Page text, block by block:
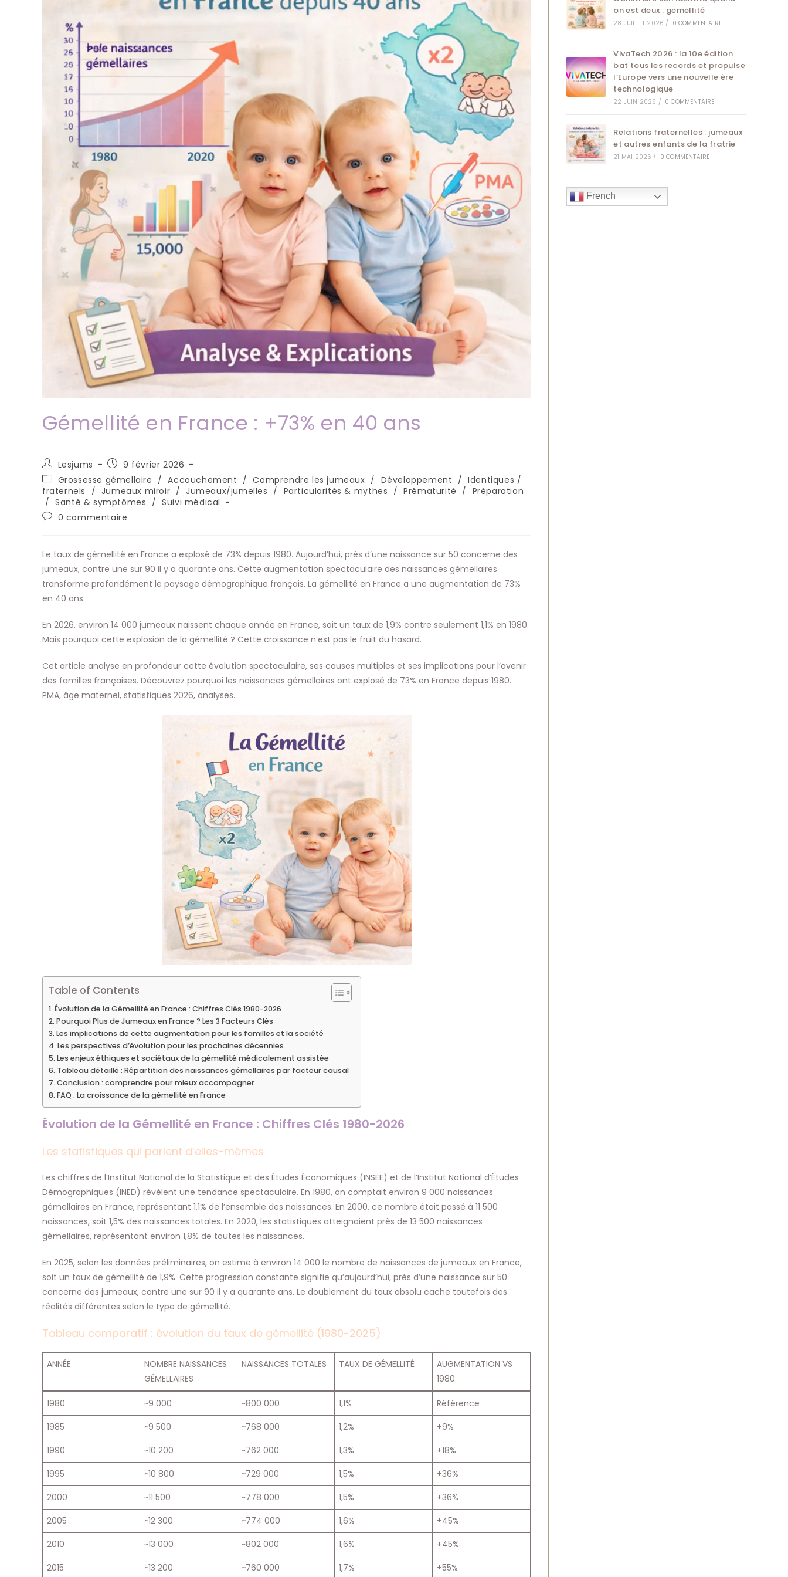
Gémellité en France : +73% en 40 ans
Auteur/autrice
de
la
publication :
Lesjums
Publication
publiée :
9 février 2026
Post
category:
Grossesse gémellaire / Accouchement / Comprendre les jumeaux / Développement / Identiques /
fraternels
/ Jumeaux miroir / Jumeaux/jumelles / Particularités & mythes / Prématurité / Préparation
/ Santé & symptômes / Suivi médical
Commentaires
publication :
0 commentaire
Le taux de gémellité en France a explosé de 73% depuis 1980. Aujourd’hui, près d’une naissance sur 50 concerne des
jumeaux, contre une sur 90 il y a quarante ans. Cette augmentation spectaculaire des naissances gémellaires
transforme profondément le paysage démographique français. La gémellité en France a une augmentation de 73%
en 40 ans.
En 2026, environ 14 000 jumeaux naissent chaque année en France, soit un taux de 1,9% contre seulement 1,1% en 1980.
Mais pourquoi cette explosion de la gémellité ? Cette croissance n’est pas le fruit du hasard.
Cet article analyse en profondeur cette évolution spectaculaire, ses causes multiples et ses implications pour l’avenir
des familles françaises. Découvrez pourquoi les naissances gémellaires ont explosé de 73% en France depuis 1980.
PMA, âge maternel, statistiques 2026, analyses.
Table of Contents
Évolution de la Gémellité en France : Chiffres Clés 1980-2026
Pourquoi Plus de Jumeaux en France ? Les 3 Facteurs Clés
Les implications de cette augmentation pour les familles et la société
Les perspectives d’évolution pour les prochaines décennies
Les enjeux éthiques et sociétaux de la gémellité médicalement assistée
Tableau détaillé : Répartition des naissances gémellaires par facteur causal
Conclusion : comprendre pour mieux accompagner
FAQ : La croissance de la gémellité en France
Évolution de la Gémellité en France : Chiffres Clés 1980-2026
Les statistiques qui parlent d’elles-mêmes
Les chiffres de l’Institut National de la Statistique et des Études Économiques (INSEE) et de l’Institut National d’Études
Démographiques (INED) révèlent une tendance spectaculaire. En 1980, on comptait environ 9 000 naissances
gémellaires en France, représentant 1,1% de l’ensemble des naissances. En 2000, ce nombre était passé à 11 500
naissances, soit 1,5% des naissances totales. En 2020, les statistiques atteignaient près de 13 500 naissances
gémellaires, représentant environ 1,8% de toutes les naissances.
En 2025, selon les données préliminaires, on estime à environ 14 000 le nombre de naissances de jumeaux en France,
soit un taux de gémellité de 1,9%. Cette progression constante signifie qu’aujourd’hui, près d’une naissance sur 50
concerne des jumeaux, contre une sur 90 il y a quarante ans. Le doublement du taux absolu cache toutefois des
réalités différentes selon le type de gémellité.
Tableau comparatif : évolution du taux de gémellité (1980-2025)
ANNÉE
NOMBRE NAISSANCES
GÉMELLAIRES
NAISSANCES TOTALES TAUX DE GÉMELLITÉ
AUGMENTATION VS
1980
1980 ~9 000 ~800 000 1,1%
Référence
1985
~9 500 ~768 000 1,2%
+9%
1990
~10 200 ~762 000 1,3%
+18%
1995
~10 800 ~729 000 1,5%
+36%
2000
~11 500 ~778 000 1,5%
+36%
2005
~12 300 ~774 000 1,6%
+45%
2010
~13 000 ~802 000 1,6%
+45%
2015
~13 200 ~760 000 1,7% +55%
on est deux : gemellité
28 JUILLET 2026 / 0 COMMENTAIRE
VivaTech 2026 : la 10e édition
bat tous les records et propulse
l’Europe vers une nouvelle ère
technologique
22 JUIN 2026 / 0 COMMENTAIRE
Relations fraternelles : jumeaux
et autres enfants de la fratrie
21 MAI 2026 / 0 COMMENTAIRE
French